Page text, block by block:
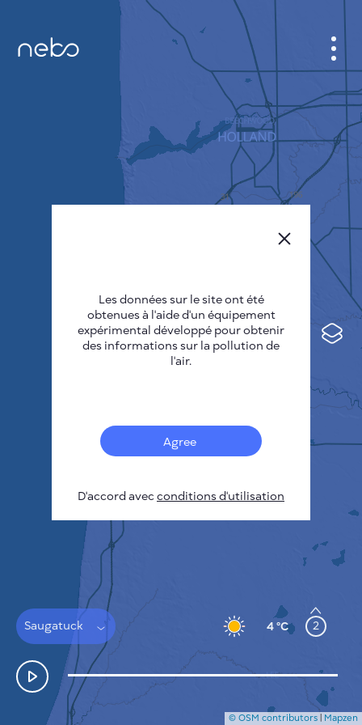
Carte de la pollution
Le vent
Saugatuck 4 °C 2
CABINET
CARTES DES VILLES
SENSOR NEBO
A PROPOS DE NOUS
Deutsch
Español
Français
COMMENT ÇA MARCHE
POLITIQUE DE CONFIDENTIALITÉ
CONDITIONS GÉNÉRALES D'UTILISATION
GUIDE D'INSTALLATION
NOUS CONTACTER
© OSM contributors | Mapzen
Les données sur le site ont été
obtenues à l'aide d'un équipement
expérimental développé pour obtenir
des informations sur la pollution de
l'air.
Agree
D'accord avecconditions d'utilisation